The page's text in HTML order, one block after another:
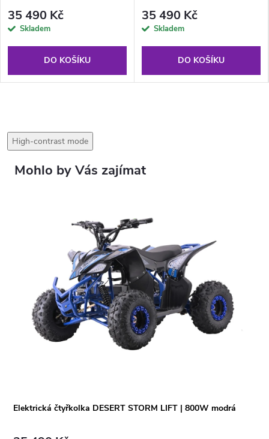
35 490 Kč
Skladem
DO KOŠÍKU
35 490 Kč
Skladem
DO KOŠÍKU
High-contrast mode
Elektrická čtyřkolka DESERT STORM LIFT | 800W modrá